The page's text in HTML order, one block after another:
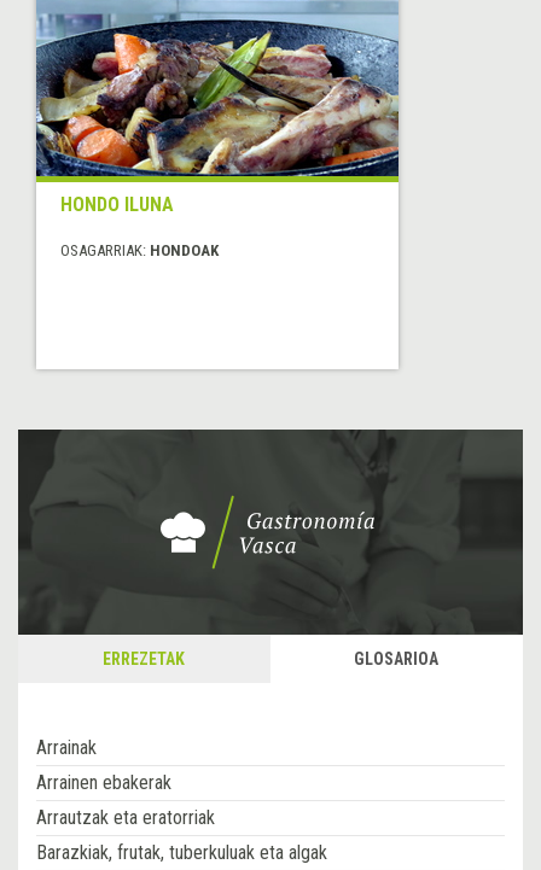
HONDO ILUNA
OSAGARRIAK: HONDOAK
ERREZETAK GLOSARIOA
Arrainak
Arrainen ebakerak
Arrautzak eta eratorriak
Barazkiak, frutak, tuberkuluak eta algak